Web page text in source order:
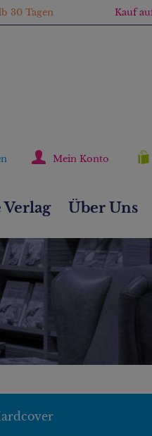
30 Tagen Kauf
Mein Konto
Verlag Über Uns